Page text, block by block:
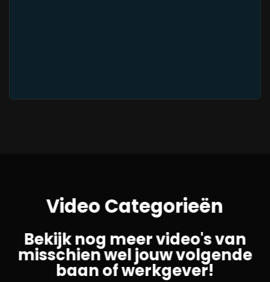
Video Categorieën
Bekijk nog meer video's van
misschien wel jouw volgende
baan of werkgever!